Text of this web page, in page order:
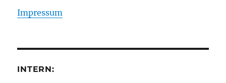
Impressum
INTERN: